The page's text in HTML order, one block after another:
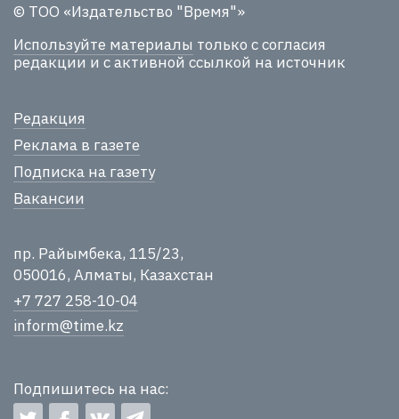
© ТОО «Издательство "Время"»
Используйте материалы только с согласия
редакции и с активной ссылкой на источник
Редакция
Реклама в газете
Подписка на газету
Вакансии
пр. Райымбека, 115/23,
050016, Алматы, Казахстан
+7 727 258-10-04
inform@time.kz
Подпишитесь на нас: